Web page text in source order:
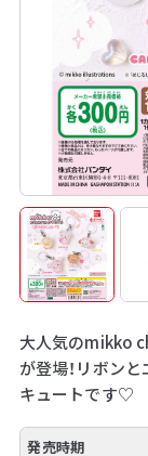
大人気のmikko
が登場！リボン
キュートです♡
発売時期